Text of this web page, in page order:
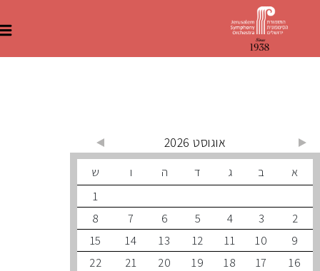
ב ד ה ו
ש
3
5
6
7
8
10
11
12
13
14
15
17
18
19
20
21
22